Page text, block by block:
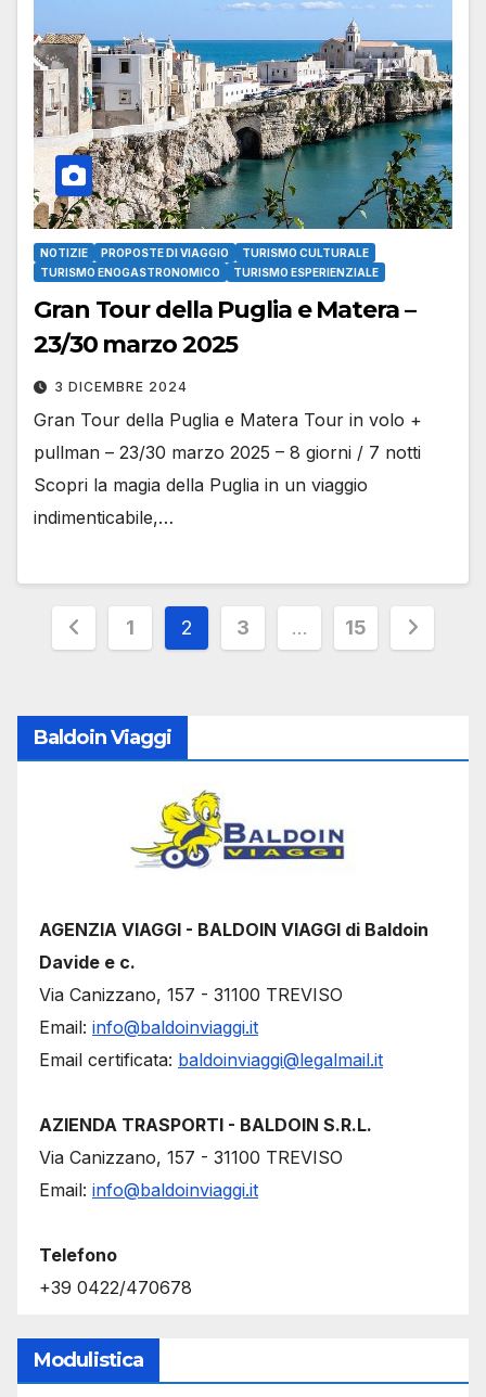
NOTIZIE PROPOSTE DI VIAGGIO
TURISMO CULTURALE
TURISMO ENOGASTRONOMICO
TURISMO ESPERIENZIALE
Gran Tour della Puglia e Matera –
23/30 marzo 2025
3 DICEMBRE 2024
Gran Tour della Puglia e Matera Tour in volo +
pullman – 23/30 marzo 2025 – 8 giorni / 7 notti
Scopri la magia della Puglia in un viaggio
indimenticabile,…
Paginazione
articoli
1 2 3 … 15
Baldoin Viaggi
AGENZIA VIAGGI - BALDOIN VIAGGI di Baldoin
Davide e c.
Via Canizzano, 157 - 31100 TREVISO
Email: info@baldoinviaggi.it
Email certificata: baldoinviaggi@legalmail.it
AZIENDA TRASPORTI - BALDOIN S.R.L.
Via Canizzano, 157 - 31100 TREVISO
Email: info@baldoinviaggi.it
Telefono
+39 0422/470678
Modulistica